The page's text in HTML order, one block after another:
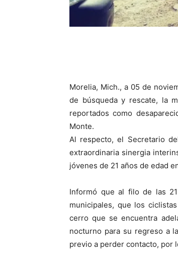
Morelia, Mich., a 05 de
de búsqueda y rescate, la
reportados como
Monte.
Al respecto, el Secretario
extraordinaria sinergia
jóvenes de 21 años de edad
Informó que al filo de las
municipales, que los
cerro que se encuentra
nocturno para su regreso a
previo a perder contacto, por